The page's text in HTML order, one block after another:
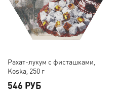
Рахат-лукум с фисташками,
Koska, 250 г
546 РУБ